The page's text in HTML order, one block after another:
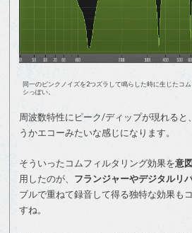
同一のピンクノイズを2つズラして鳴らした時に生じたコ
シっぽい。
周波数特性にピーク/ディップが現れると
うかエコーみたいな感じになります。
そういったコムフィルタリング効果を意
用したのが、 フランジャーやデジタルリ
ブルで重ねて録音して得る独特な効果も
すね。